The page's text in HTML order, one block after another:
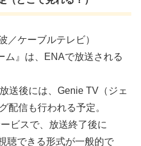
／ケーブルテレビ）
ム』は、ENAで放送される
送後には、Genie TV（ジェ
配信も行われる予定。
ビスで、放送終了後に
聴できる形式が一般的で